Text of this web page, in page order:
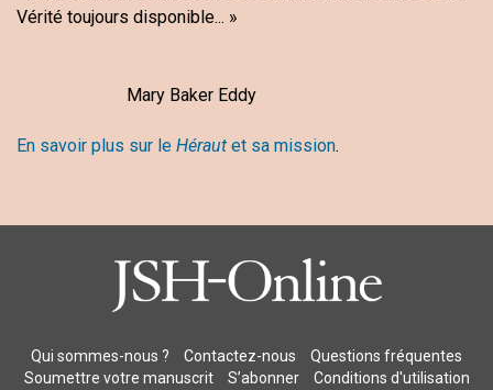
Vérité toujours disponible... »
Mary Baker Eddy
En savoir plus sur le Héraut et sa mission.
Qui sommes-nous ? Contactez-nous
Questions fréquentes
Soumettre votre manuscrit
S’abonner Conditions d'utilisation